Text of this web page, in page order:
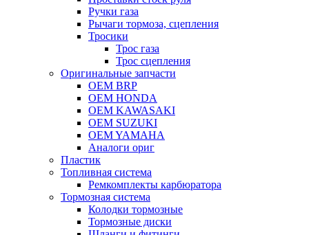
Ручки газа
Рычаги тормоза, сцепления
Тросики
Трос газа
Трос сцепления
Оригинальные запчасти
OEM BRP
OEM HONDA
OEM KAWASAKI
OEM SUZUKI
OEM YAMAHA
Аналоги ориг
Пластик
Топливная система
Ремкомплекты карбюратора
Тормозная система
Колодки тормозные
Тормозные диски